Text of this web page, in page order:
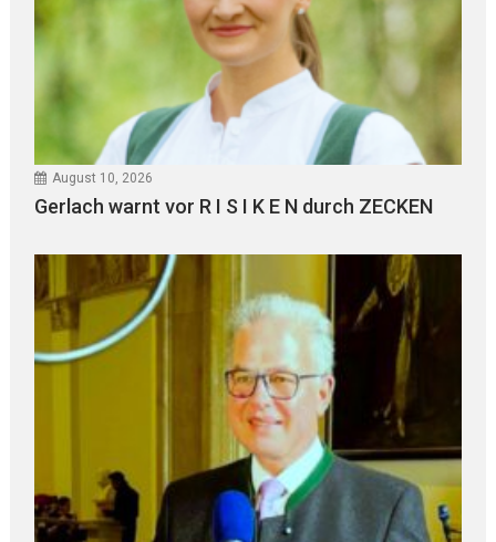
August 10, 2026
Gerlach warnt vor R I S I K E N durch ZECKEN